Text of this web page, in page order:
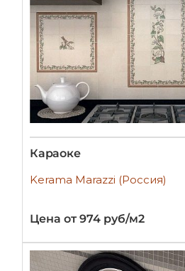
Караоке
Kerama Marazzi (Россия)
Цена от 974 руб/м2